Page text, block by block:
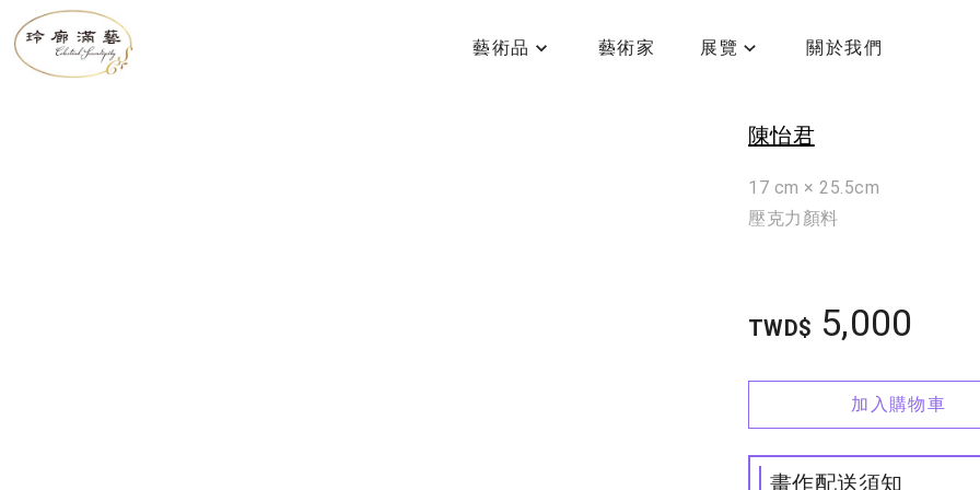
藝術品 藝術家 展覽 關於我們
粒子運行-1
陳怡君
17 cm × 25.5cm
壓克力顏料
TWD$ 5,000
加入購物車
畫作配送須知